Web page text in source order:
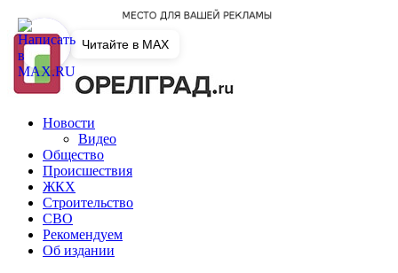
Новости
Видео
Общество
Происшествия
ЖКХ
Строительство
СВО
Рекомендуем
Об издании
Читайте в MAX